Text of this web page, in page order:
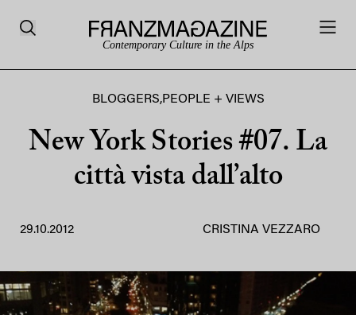
Contemporary Culture in the Alps
BLOGGERS,PEOPLE + VIEWS
New York Stories #07. La
città vista dall’alto
29.10.2012 CRISTINA VEZZARO